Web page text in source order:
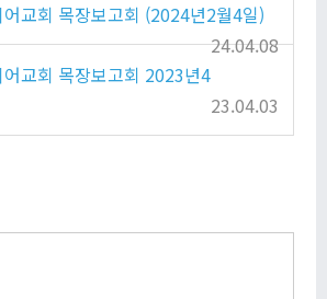
어교회 목장보고회 (2024년2월4일)
24.04.08
어교회 목장보고회 2023년4
23.04.03